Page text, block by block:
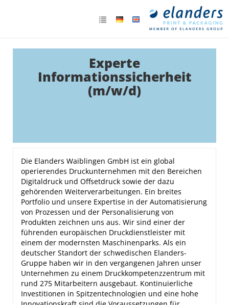
Experte
Informationssicherheit
(m/w/d)
Die Elanders Waiblingen GmbH ist ein global
operierendes Druckunternehmen mit den Bereichen
Digitaldruck und Offsetdruck sowie der dazu
gehörenden Weiterverarbeitungen. Ein breites
Portfolio und unsere Expertise in der Automatisierung
von Prozessen und der Personalisierung von
Produkten zeichnen uns aus. Wir sind einer der
führenden europäischen Druckdienstleister mit
einem der modernsten Maschinenparks. Als ein
deutscher Standort der schwedischen Elanders-
Gruppe haben wir in den vergangenen Jahren unser
Unternehmen zu einem Druckkompetenzzentrum mit
rund 275 Mitarbeitern ausgebaut. Kontinuierliche
Investitionen in Spitzentechnologien und eine hohe